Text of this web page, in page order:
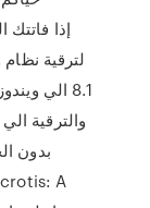
بدون